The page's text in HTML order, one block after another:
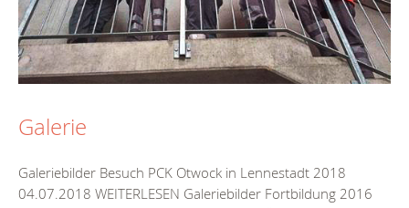
Galerie
Galeriebilder Besuch PCK Otwock in Lennestadt 2018
04.07.2018 WEITERLESEN Galeriebilder Fortbildung 2016